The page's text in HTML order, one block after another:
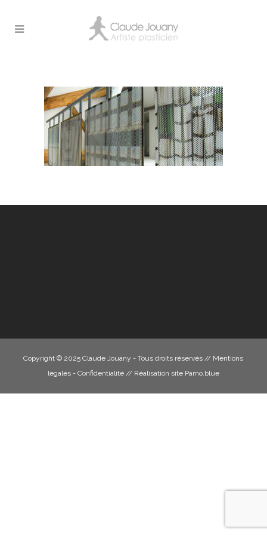
Copyright © 2025 Claude Jouany - Tous droits réservés // Mentions
légales - Confidentialité// Réalisation site Pamo.blue